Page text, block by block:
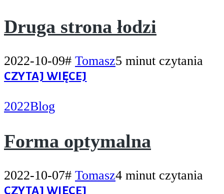
Druga strona łodzi
2022-10-09# Tomasz5 minut czytania
CZYTAJ WIĘCEJ
2022Blog
Forma optymalna
2022-10-07# Tomasz4 minut czytania
CZYTAJ WIĘCEJ